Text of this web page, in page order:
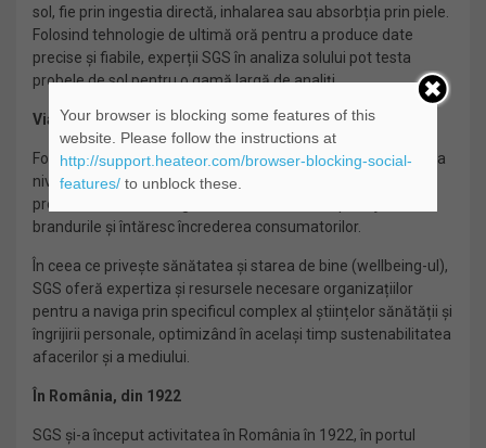
sol, fie prin ingestia directă, inhalarea sau absorbția prin piele.
Folosind tehnologie de ultimă oră pentru a produce date
precise și fiabile, experții SGS în analiza solului pot testa
probele de sol pentru o gamă largă de analiți.
Viață sustenabilă
Folosind cea mai vastă rețea de laboratoare independente la
nivel global, experții SGS permit organizațiilor să livreze
produse alimentare sigure, sustenabile, care protejează
brandurile și întăresc încrederea consumatorilor.
În ceea ce privește sănătatea și starea de bine (wellbeing-ul),
SGS oferă expertiza și resursele necesare organizațiilor
pentru a naviga prin specificul complex al științelor sănătății și
îngrijirii personale, optimizând în același timp sustenabilitatea
afacerilor și a mediului.
În România, din 1922
SGS și-a început activitatea în România în 1922, în portul
Your browser is blocking some features of this
website. Please follow the instructions at
http://support.heateor.com/browser-blocking-social-
features/to unblock these.